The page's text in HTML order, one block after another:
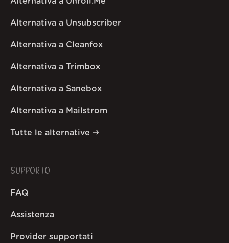
Alternativa a Unsubscriber
Alternativa a Cleanfox
Alternativa a Trimbox
Alternativa a Sanebox
Alternativa a Mailstrom
Tutte le alternative
SUPPORTO
FAQ
Assistenza
Provider supportati